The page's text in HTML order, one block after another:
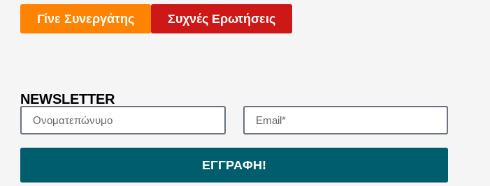
Γίνε Συνεργάτης Συχνές Ερωτήσεις
NEWSLETTER
ΕΓΓΡΑΦΗ!